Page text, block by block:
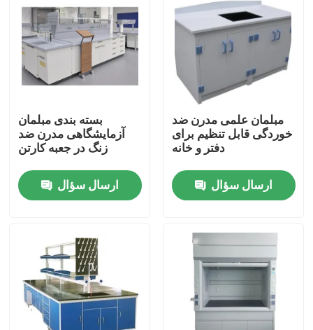
اطلاعات تماس
محصولات
مبلمان آزمایشگاهی مدرسه
نیمکت جزیره آزمایشگاهی
هود بخور آزمایشگاهی
نیمکت تعادل آزمایشگاهی
بسته بندی مبلمان
آزمایشگاهی مدرن ضد
زنگ در جعبه کارتن
ارسال سؤال
مبلمان علمی مدرن ضد
خوردگی قابل تنظیم برای
دفتر و خانه
ارسال سؤال